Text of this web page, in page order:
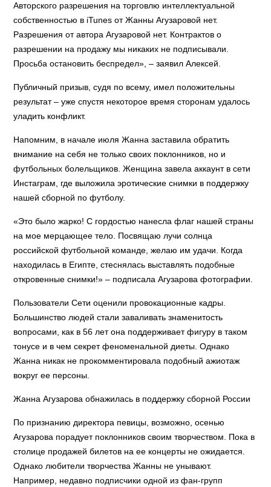
Авторского разрешения на торговлю интеллектуальной
собственностью в iTunes от Жанны Агузаровой нет.
Разрешения от автора Агузаровой нет. Контрактов о
разрешении на продажу мы никаких не подписывали.
Просьба остановить беспредел», – заявил Алексей.
Публичный призыв, судя по всему, имел положительны
результат – уже спустя некоторое время сторонам удалось
уладить конфликт.
Напомним, в начале июля Жанна заставила обратить
внимание на себя не только своих поклонников, но и
футбольных болельщиков. Женщина завела аккаунт в сети
Инстаграм, где выложила эротические снимки в поддержку
нашей сборной по футболу.
«Это было жарко! С гордостью нанесла флаг нашей страны
на мое мерцающее тело. Посвящаю лучи солнца
российской футбольной команде, желаю им удачи. Когда
находилась в Египте, стеснялась выставлять подобные
откровенные снимки!» – подписала Агузарова фотографии.
Пользователи Сети оценили провокационные кадры.
Большинство людей стали заваливать знаменитость
вопросами, как в 56 лет она поддерживает фигуру в таком
тонусе и в чем секрет феноменальной диеты. Однако
Жанна никак не прокомментировала подобный ажиотаж
вокруг ее персоны.
Жанна Агузарова обнажилась в поддержку сборной России
По признанию директора певицы, возможно, осенью
Агузарова порадует поклонников своим творчеством. Пока в
столице продажей билетов на ее концерты не ожидается.
Однако любители творчества Жанны не унывают.
Например, недавно подписчики одной из фан-групп